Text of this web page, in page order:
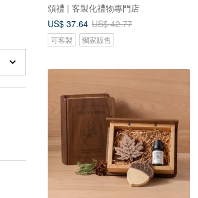
頌禮 | 客製化禮物專門店
US$ 37.64 US$ 42.77
可客製 獨家販售